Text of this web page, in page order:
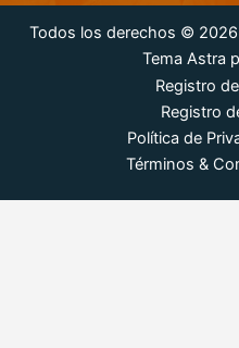
o
o
t
e
r
Todos los derechos © 2026
Tema Astra
Registro
Registro
Política de
Términos &